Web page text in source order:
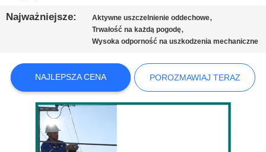
SPRAWY
SITEMAP
POLITYKA
PRYWATNOŚCI
Najważniejsze: Aktywne uszczelnienie oddechowe,
Trwałość na każdą pogodę,
Wysoka odporność na uszkodzenia mechaniczne
NAJLEPSZA CENA POROZMAWIAJ TERAZ